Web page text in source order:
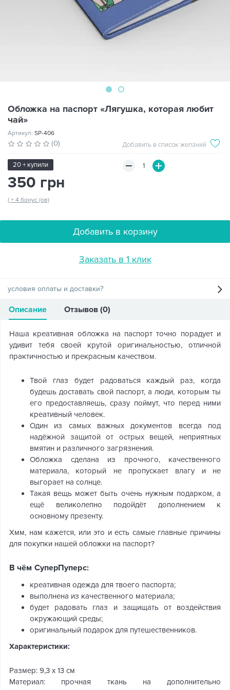
Обложка на паспорт «Лягушка, которая любит
чай»
Артикул: SP-406
(0) Добавить в список желаний
20 + купили
350 грн
( + 4 бонус (ов)
Добавить в корзину
Заказать в 1 клик
условия оплаты и доставки?
Описание Отзывов (0)
Наша креативная обложка на паспорт точно порадует и
удивит тебя своей крутой оригинальностью, отличной
практичностью и прекрасным качеством.
Твой глаз будет радоваться каждый раз, когда
будешь доставать свой паспорт, а люди, которым ты
его предоставляешь, сразу поймут, что перед ними
креативный человек.
Один из самых важных документов всегда под
надёжной защитой от острых вещей, неприятных
вмятин и различного загрязнения.
Обложка сделана из прочного, качественного
материала, который не пропускает влагу и не
выгорает на солнце.
Такая вещь может быть очень нужным подарком, а
ещё великолепно подойдёт дополнением к
основному презенту.
Хмм, нам кажется, или это и есть самые главные причины
для покупки нашей обложки на паспорт?
В чём СуперПуперс:
креативная одежда для твоего паспорта;
выполнена из качественного материала;
будет радовать глаз и защищать от воздействия
окружающий среды;
оригинальный подарок для путешественников.
Характеристики:
Размер: 9,3 х 13 см
Материал: прочная ткань на дополнительно